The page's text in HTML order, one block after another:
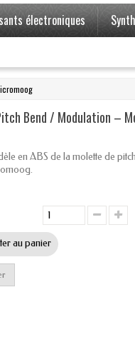
électroniques
Bend / Modulation –
en ABS de la molette de
au panier